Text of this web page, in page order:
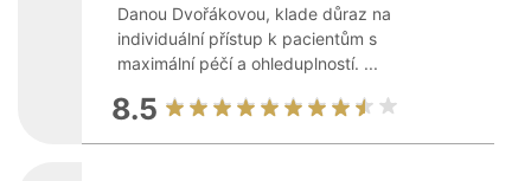
Danou Dvořákovou, klade důraz na
individuální přístup k pacientům s
maximální péčí a ohleduplností. ...
8.5